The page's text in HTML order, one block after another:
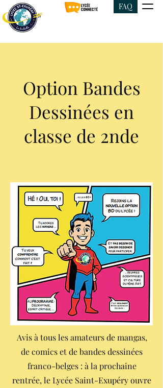
FAQ
Option Bandes
Dessinées en
classe de 2nde
Avis à tous les amateurs de mangas,
de comics et de bandes dessinées
franco-belges : à la prochaine
rentrée, le Lycée Saint-Exupéry ouvre